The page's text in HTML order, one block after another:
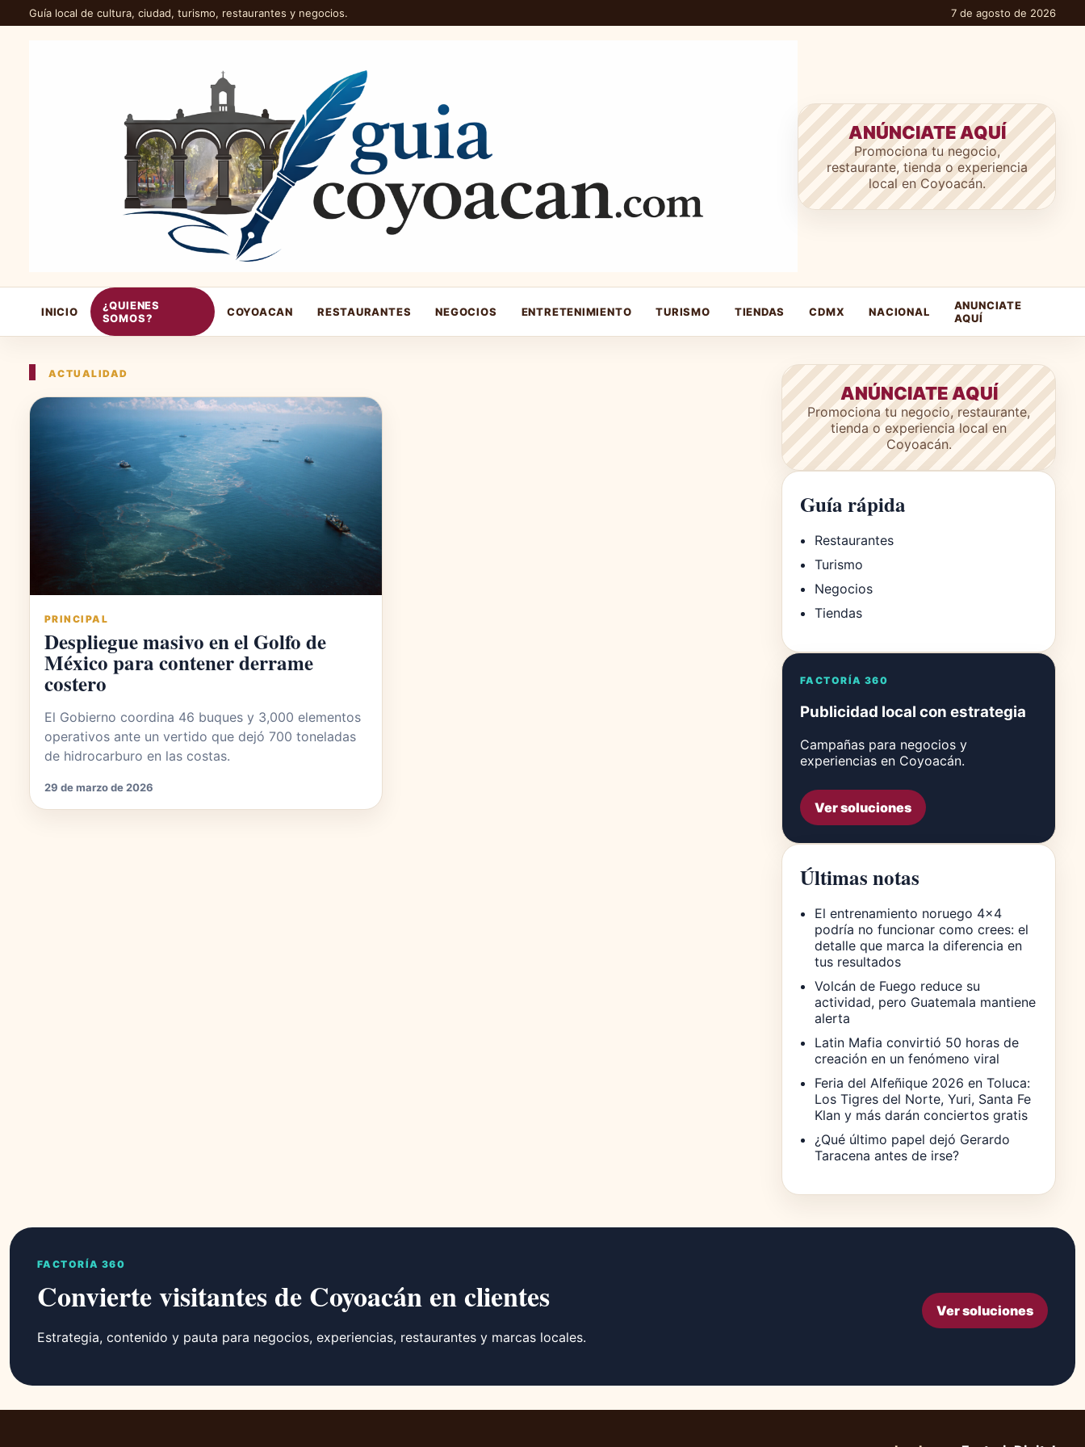
Guía local de cultura, ciudad, turismo, restaurantes y negocios. 7 de agosto de 2026
ANÚNCIATE AQUÍ
Promociona tu negocio,
restaurante, tienda o experiencia
local en Coyoacán.
INICIO
¿QUIENES
SOMOS?
COYOACAN RESTAURANTES NEGOCIOS ENTRETENIMIENTO TURISMO TIENDAS CDMX NACIONAL
ANUNCIATE
AQUÍ
ACTUALIDAD
PRINCIPAL
Despliegue masivo en el Golfo de
México para contener derrame
costero
El Gobierno coordina 46 buques y 3,000 elementos
operativos ante un vertido que dejó 700 toneladas
de hidrocarburo en las costas.
29 de marzo de 2026
ANÚNCIATE AQUÍ
Promociona tu negocio, restaurante,
tienda o experiencia local en
Coyoacán.
Guía rápida
Restaurantes
Turismo
Negocios
Tiendas
FACTORÍA 360
Publicidad local con estrategia
Campañas para negocios y
experiencias en Coyoacán.
Ver soluciones
Últimas notas
El entrenamiento noruego 4×4
podría no funcionar como crees: el
detalle que marca la diferencia en
tus resultados
Volcán de Fuego reduce su
actividad, pero Guatemala mantiene
alerta
Latin Mafia convirtió 50 horas de
creación en un fenómeno viral
Feria del Alfeñique 2026 en Toluca:
Los Tigres del Norte, Yuri, Santa Fe
Klan y más darán conciertos gratis
¿Qué último papel dejó Gerardo
Taracena antes de irse?
FACTORÍA 360
Convierte visitantes de Coyoacán en clientes
Estrategia, contenido y pauta para negocios, experiencias, restaurantes y marcas locales.
Ver soluciones